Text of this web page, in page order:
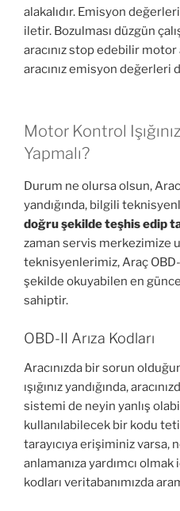
alakalıdır. Emisyon
iletir. Bozulması düzgün
aracınız stop edebilir
aracınız emisyon değerleri
Motor Kontrol
Yapmalı?
Durum ne olursa olsun,
yandığında, bilgili
doğru şekilde teşhis edip
zaman servis merkezimize
teknisyenlerimiz, Araç OBD-
şekilde okuyabilen en
sahiptir.
OBD-II Arıza Kodları
Aracınızda bir sorun
ışığınız yandığında,
sistemi de neyin yanlış
kullanılabilecek bir kodu
tarayıcıya erişiminiz varsa,
anlamanıza yardımcı
kodları veritabanımızda